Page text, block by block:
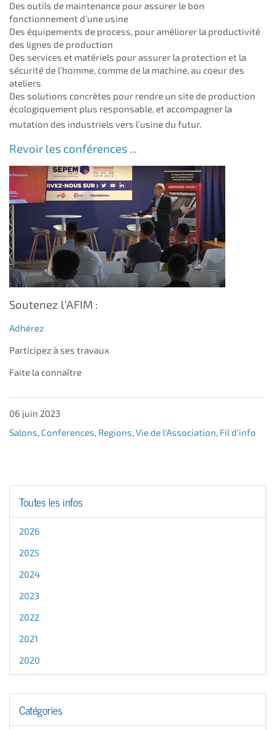
Des outils de maintenance pour assurer le bon
fonctionnement d’une usine
Des équipements de process, pour améliorer la productivité
des lignes de production
Des services et matériels pour assurer la protection et la
sécurité de l’homme, comme de la machine, au coeur des
ateliers
Des solutions concrètes pour rendre un site de production
écologiquement plus responsable, et accompagner la
mutation des industriels vers l’usine du futur.
Revoir les conférences ...
Soutenez l’AFIM :
Adhérez
Participez à ses travaux
Faite la connaître
06 juin 2023
Salons Conferences Regions Vie de l'Association Fil d'info
Toutes les infos
2026
2025
2024
2023
2022
2021
2020
Catégories